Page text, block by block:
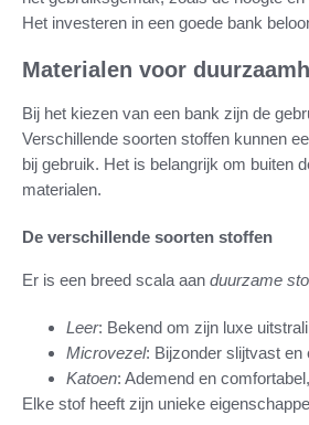
Het investeren in een goede bank
Materialen voor
Bij het kiezen van een bank zijn de
Verschillende soorten stoffen kunnen
bij gebruik. Het is belangrijk om buiten
materialen.
De verschillende soorten stoffen
Er is een breed scala aan duurzame
Leer: Bekend om zijn luxe
Microvezel: Bijzonder slijtvast en
Katoen: Ademend en
Elke stof heeft zijn unieke